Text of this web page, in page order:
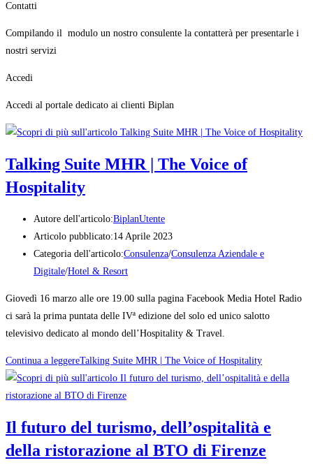
Contatti
Compilando il modulo un nostro consulente la contatterà per presentarle i
nostri servizi
Accedi
Accedi al portale dedicato ai clienti Biplan
Talking Suite MHR | The Voice of
Hospitality
Autore dell'articolo:BiplanUtente
Articolo pubblicato:14 Aprile 2023
Categoria dell'articolo:Consulenza/Consulenza Aziendale e
Digitale/Hotel & Resort
Giovedì 16 marzo alle ore 19.00 sulla pagina Facebook Media Hotel Radio
ci sarà la prima puntata delle IVª edizione del solo ed unico salotto
televisivo dedicato al mondo dell’Hospitality & Travel.
Continua a leggereTalking Suite MHR | The Voice of Hospitality
Il futuro del turismo, dell’ospitalità e
della ristorazione al BTO di Firenze